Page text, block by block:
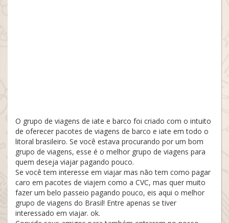
O grupo de viagens de iate e barco foi criado com o intuito
de oferecer pacotes de viagens de barco e iate em todo o
litoral brasileiro. Se você estava procurando por um bom
grupo de viagens, esse é o melhor grupo de viagens para
quem deseja viajar pagando pouco.
Se você tem interesse em viajar mas não tem como pagar
caro em pacotes de viajem como a CVC, mas quer muito
fazer um belo passeio pagando pouco, eis aqui o melhor
grupo de viagens do Brasil! Entre apenas se tiver
interessado em viajar. ok.